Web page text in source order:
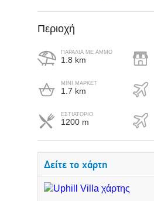
Περιοχή
ΠΑΡΑΛΊΑ ΜΕ ΆΜΜΟ
1.8 km
ΜΙΝΙ ΜΑΡΚΕΤ
1.7 km
ΕΣΤΙΑΤΟΡΙΟ
1200 m
Δείτε το χάρτη